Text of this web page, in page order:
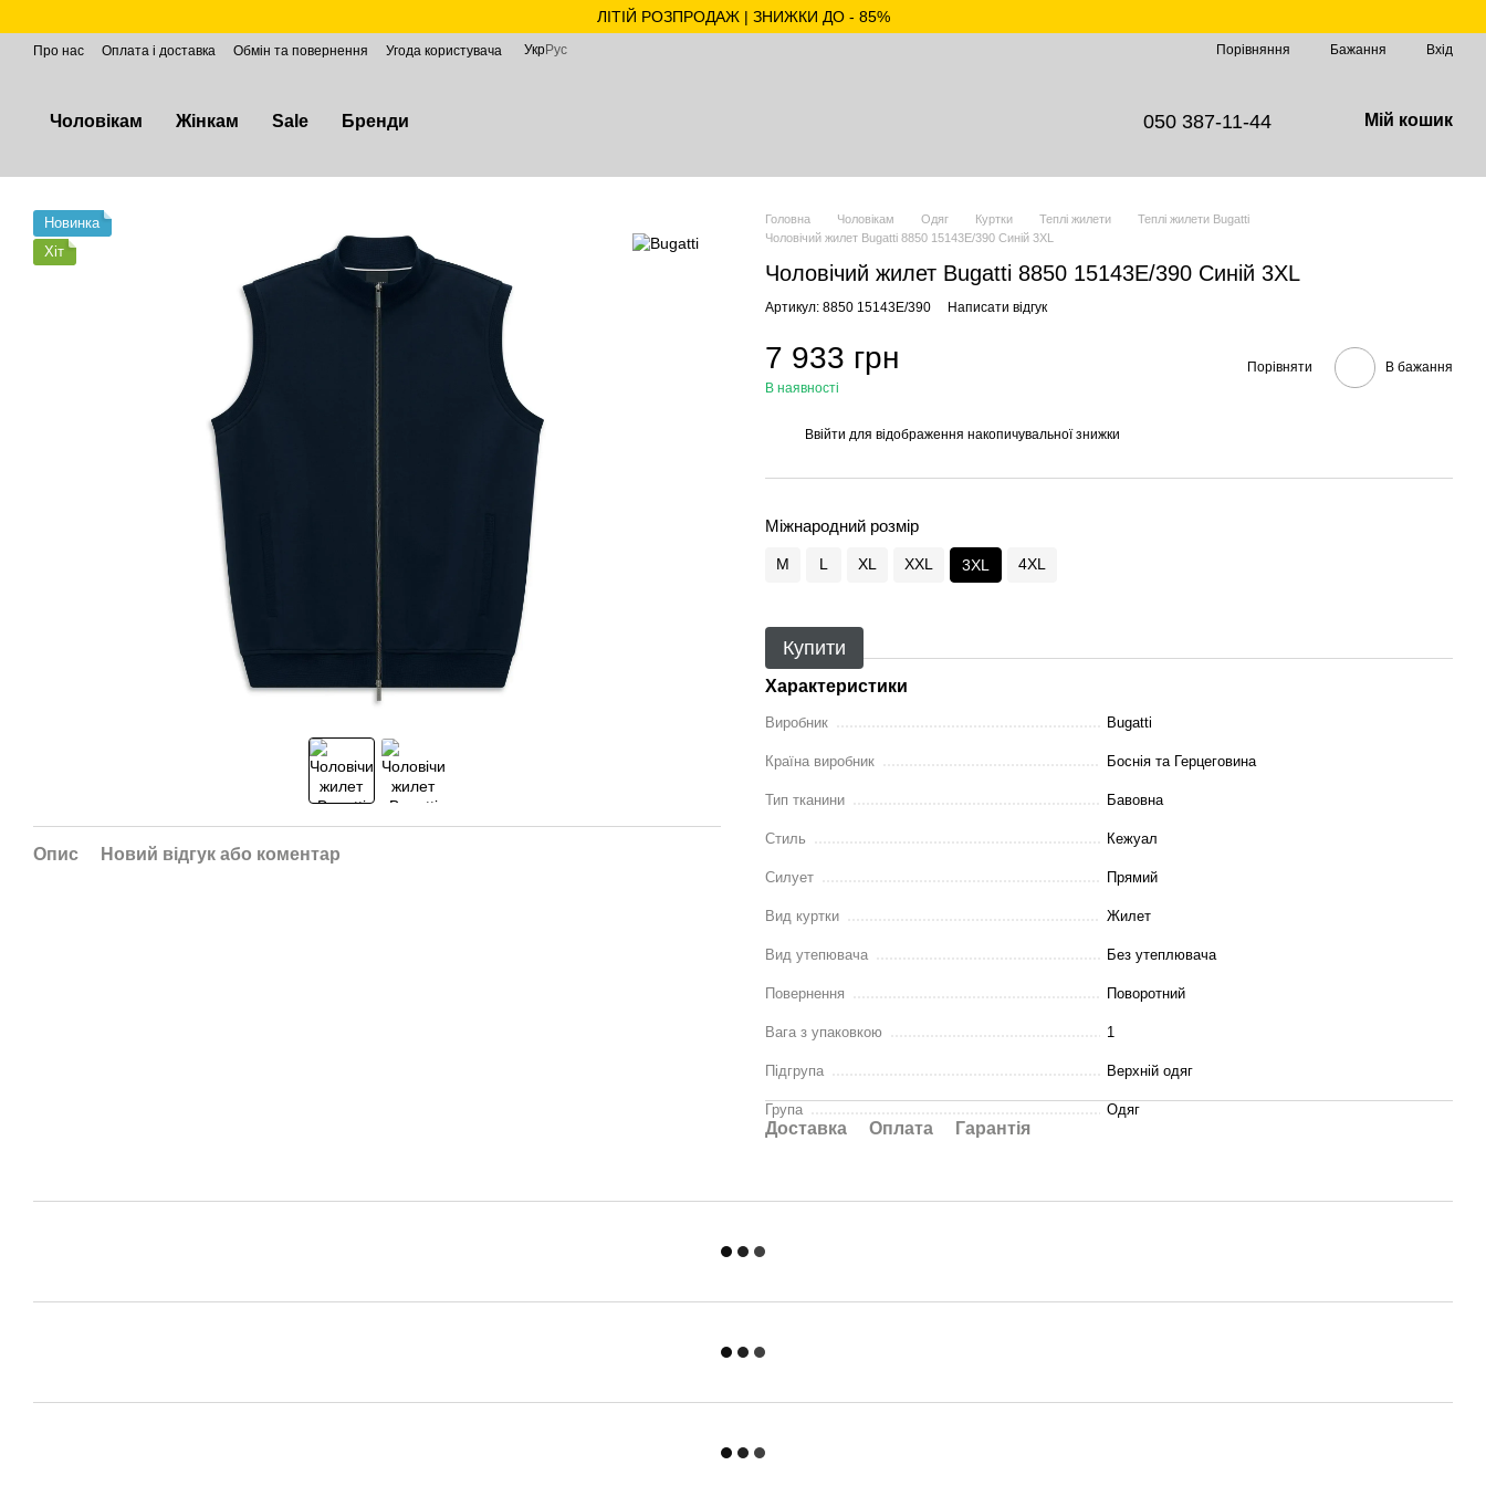
ЛІТІЙ РОЗПРОДАЖ | ЗНИЖКИ ДО - 85%
Про нас Оплата і доставка Обмін та повернення Угода користувача УкрРус Порівняння Бажання Вхід
Чоловікам Жінкам Sale Бренди 050 387-11-44 Мій кошик
Новинка
Хіт
Опис Новий відгук або коментар
Головна Чоловікам Одяг Куртки Теплі жилети
Теплі жилети Bugatti
Чоловічий жилет Bugatti 8850 15143E/390 Синій 3XL
Чоловічий жилет Bugatti 8850 15143E/390 Синій 3XL
Артикул: 8850 15143E/390 Написати відгук
7 933 грн
В наявності
Порівняти В бажання
Ввійти для відображення накопичувальної знижки
Міжнародний розмір
M L XL XXL 3XL 4XL
Купити
Характеристики
Виробник Bugatti
Країна виробник Боснія та Герцеговина
Тип тканини Бавовна
Стиль Кежуал
Силует Прямий
Вид куртки Жилет
Вид утепювача Без утеплювача
Повернення Поворотний
Вага з упаковкою 1
Підгрупа Верхній одяг
Група Одяг
Доставка Оплата Гарантія